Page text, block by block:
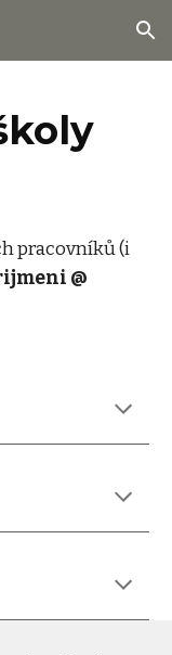
Skip to navigation
pracovníků (i
@